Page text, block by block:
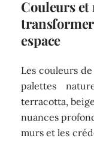
Couleurs et
transformer
espace
Les couleurs
palettes
terracotta,
nuances
murs et les